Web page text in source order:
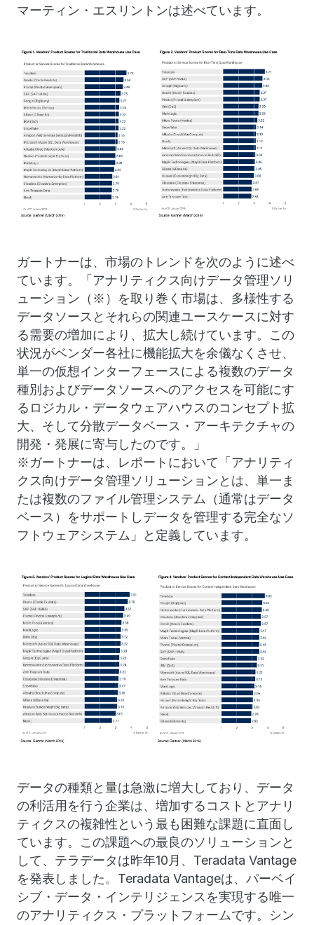
マーティン・エスリントンは述べています。
ガートナーは、市場のトレンドを次のように述べ
ています。「アナリティクス向けデータ管理ソリ
ューション（※）を取り巻く市場は、多様性する
データソースとそれらの関連ユースケースに対す
る需要の増加により、拡大し続けています。この
状況がベンダー各社に機能拡大を余儀なくさせ、
単一の仮想インターフェースによる複数のデータ
種別およびデータソースへのアクセスを可能にす
るロジカル・データウェアハウスのコンセプト拡
大、そして分散データベース・アーキテクチャの
開発・発展に寄与したのです。」
※ガートナーは、レポートにおいて「アナリティ
クス向けデータ管理ソリューションとは、単一ま
たは複数のファイル管理システム（通常はデータ
ベース）をサポートしデータを管理する完全なソ
フトウェアシステム」と定義しています。
データの種類と量は急激に増大しており、データ
の利活用を行う企業は、増加するコストとアナリ
ティクスの複雑性という最も困難な課題に直面し
ています。この課題への最良のソリューションと
して、テラデータは昨年10月、Teradata Vantage
を発表しました。Teradata Vantageは、パーベイ
シブ・データ・インテリジェンスを実現する唯一
のアナリティクス・プラットフォームです。シン